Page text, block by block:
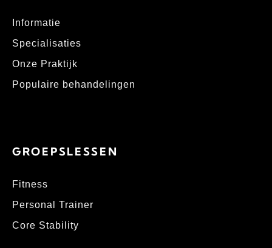
Informatie
Specialisaties
Onze Praktijk
Populaire behandelingen
GROEPSLESSEN
Fitness
Personal Trainer
Core Stability